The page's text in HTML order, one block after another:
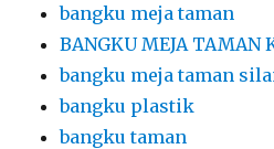
bangku meja taman
BANGKU MEJA TAMAN
bangku meja taman
bangku plastik
bangku taman